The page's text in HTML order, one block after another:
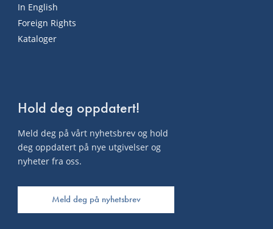
In English
Foreign Rights
Kataloger
Hold deg oppdatert!
Meld deg på vårt nyhetsbrev og hold
deg oppdatert på nye utgivelser og
nyheter fra oss.
Meld deg på nyhetsbrev